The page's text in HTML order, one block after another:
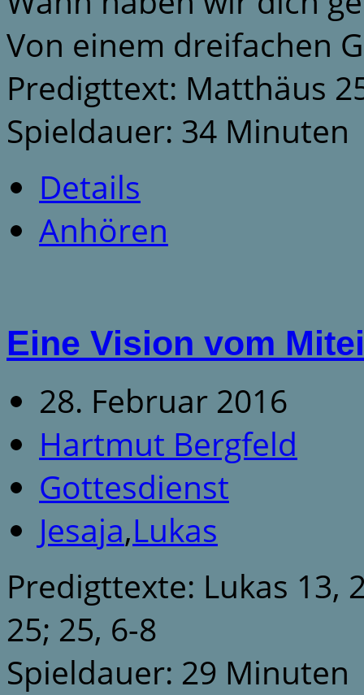
Von einem dreifachen
Predigttext: Matthäus
Spieldauer: 34 Minuten
Details
Anhören
Eine Vision vom
28. Februar 2016
Hartmut Bergfeld
Gottesdienst
Jesaja,Lukas
Predigttexte: Lukas 13,
25; 25, 6-8
Spieldauer: 29 Minuten